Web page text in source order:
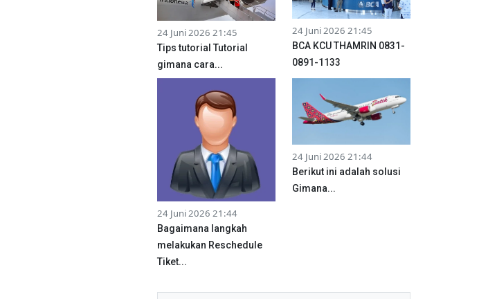
24 Juni 2026 21:45
Tips tutorial Tutorial
gimana cara...
24 Juni 2026 21:45
BCA KCU THAMRIN 0831-
0891-1133
24 Juni 2026 21:44
Bagaimana langkah
melakukan Reschedule
Tiket...
24 Juni 2026 21:44
Berikut ini adalah solusi
Gimana...